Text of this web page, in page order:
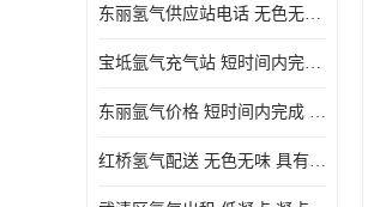
东丽氢气供应站电话 无色无味 储存和传输便利
宝坻氩气充气站 短时间内完成 人员经过培训
东丽氩气价格 短时间内完成 物流管理优良
红桥氢气配送 无色无味 具有较低的密度